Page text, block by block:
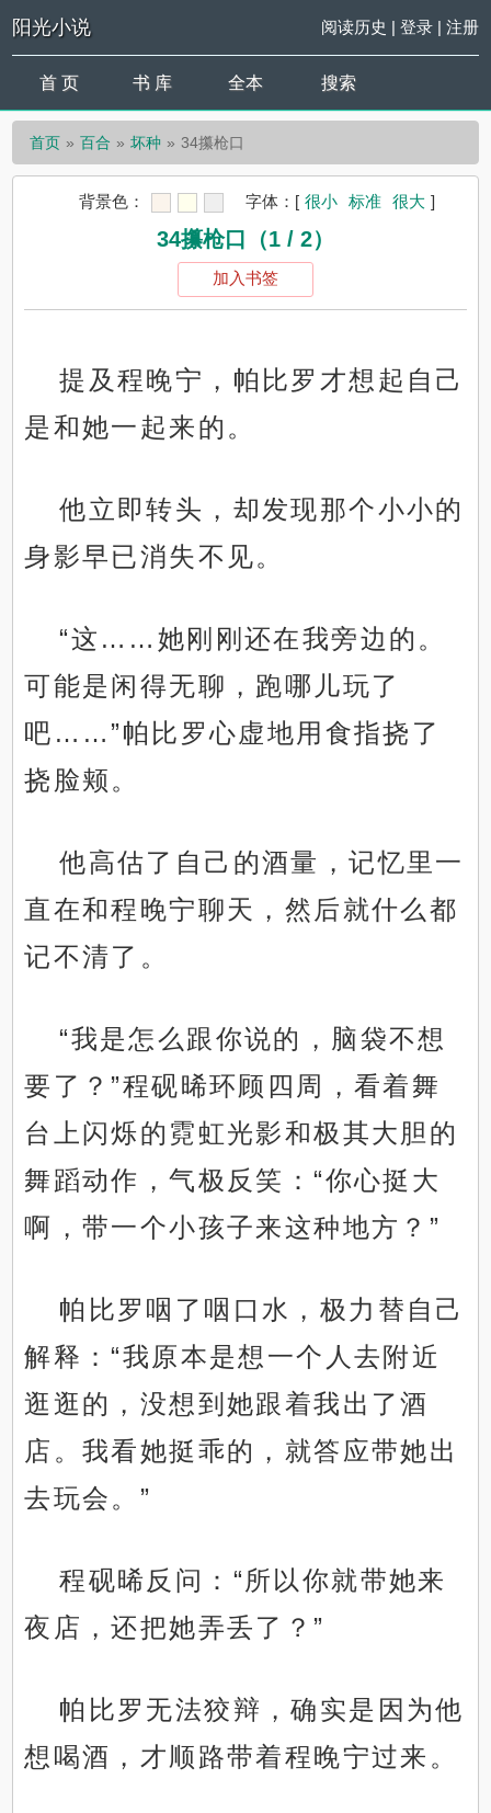
阳光小说 阅读历史 | 登录| 注册
首 页 书 库 全本 搜索
首页 百合 坏种 34攥枪口
背景色： 字体： [ 很小 标准 很大 ]
34攥枪口（1 / 2）
加入书签
提及程晚宁，帕比罗才想起自己
是和她一起来的。
他立即转头，却发现那个小小的
身影早已消失不见。
“这……她刚刚还在我旁边的。
可能是闲得无聊，跑哪儿玩了
吧……”帕比罗心虚地用食指挠了
挠脸颊。
他高估了自己的酒量，记忆里一
直在和程晚宁聊天，然后就什么都
记不清了。
“我是怎么跟你说的，脑袋不想
要了？”程砚晞环顾四周，看着舞
台上闪烁的霓虹光影和极其大胆的
舞蹈动作，气极反笑：“你心挺大
啊，带一个小孩子来这种地方？”
帕比罗咽了咽口水，极力替自己
解释：“我原本是想一个人去附近
逛逛的，没想到她跟着我出了酒
店。我看她挺乖的，就答应带她出
去玩会。”
程砚晞反问：“所以你就带她来
夜店，还把她弄丢了？”
帕比罗无法狡辩，确实是因为他
想喝酒，才顺路带着程晚宁过来。